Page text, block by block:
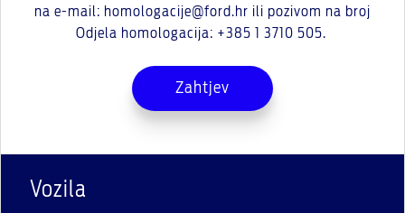
na e-mail: homologacije@ford.hr ili pozivom na broj
Odjela homologacija: +385 1 3710 505.
Zahtjev
Vozila